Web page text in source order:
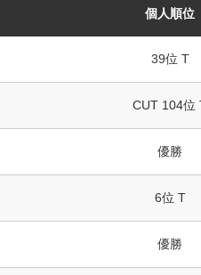
個人順位
39位 T
CUT 104位
優勝
6位 T
優勝